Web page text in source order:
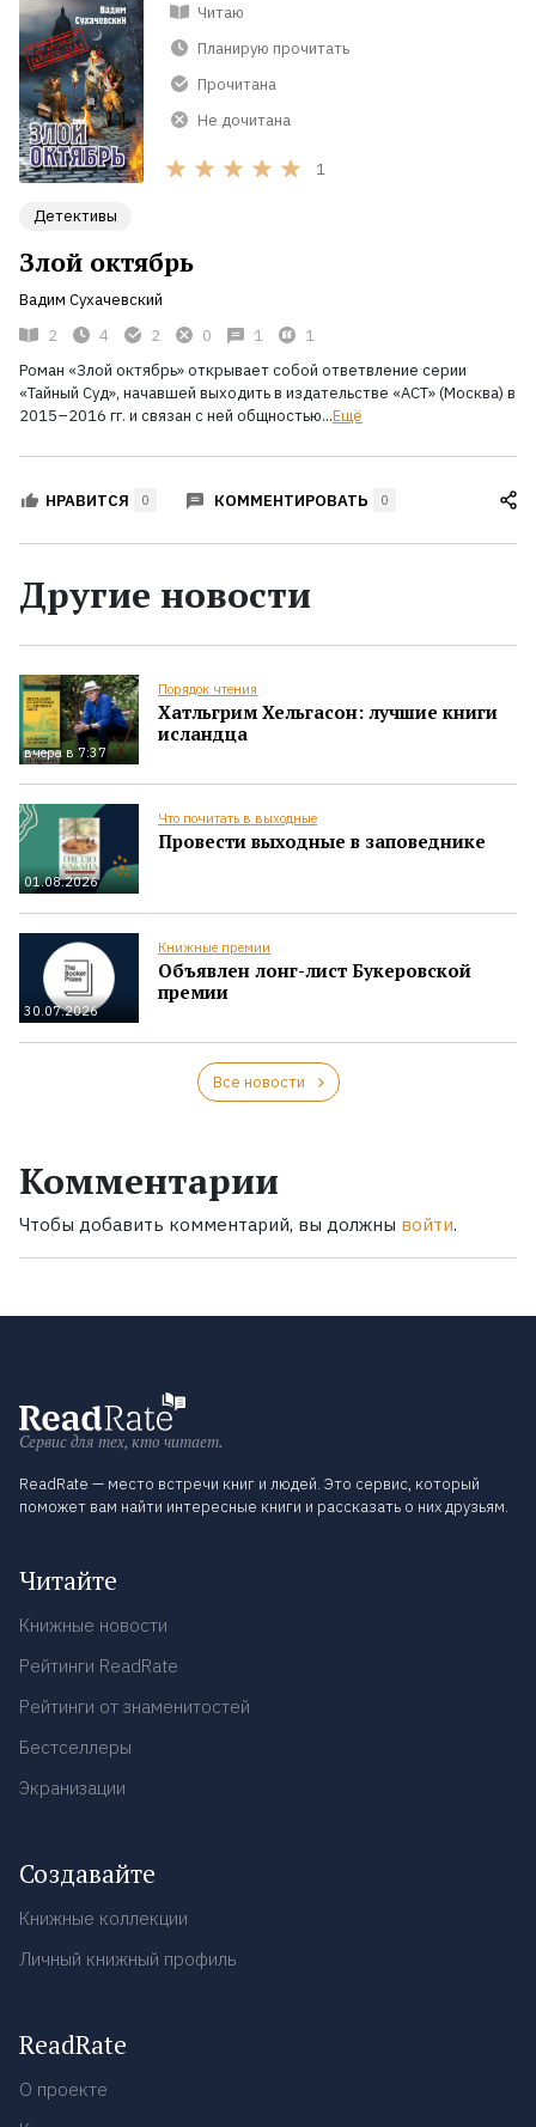
Читаю
Планирую прочитать
Прочитана
Не дочитана
1
Детективы
Злой октябрь
Вадим Сухачевский
2
4 2 0 1
1
Роман «Злой октябрь» открывает собой ответвление серии
«Тайный Суд», начавшей выходить в издательстве «АСТ» (Москва) в
2015–2016 гг. и связан с ней общностью...Ещё
НРАВИТСЯ 0 КОММЕНТИРОВАТЬ 0
Другие новости
вчера в 7:37
Порядок чтения
Хатльгрим Хельгасон: лучшие книги
исландца
01.08.2026
Что почитать в выходные
Провести выходные в заповеднике
30.07.2026
Книжные премии
Объявлен лонг-лист Букеровской
премии
Все новости
Комментарии
Чтобы добавить комментарий, вы должны войти.
Сервис для тех, кто читает.
ReadRate — место встречи книг и людей. Это сервис, который
поможет вам найти интересные книги и рассказать о них друзьям.
Читайте
Книжные новости
Рейтинги ReadRate
Рейтинги от знаменитостей
Бестселлеры
Экранизации
Создавайте
Книжные коллекции
Личный книжный профиль
ReadRate
О проекте